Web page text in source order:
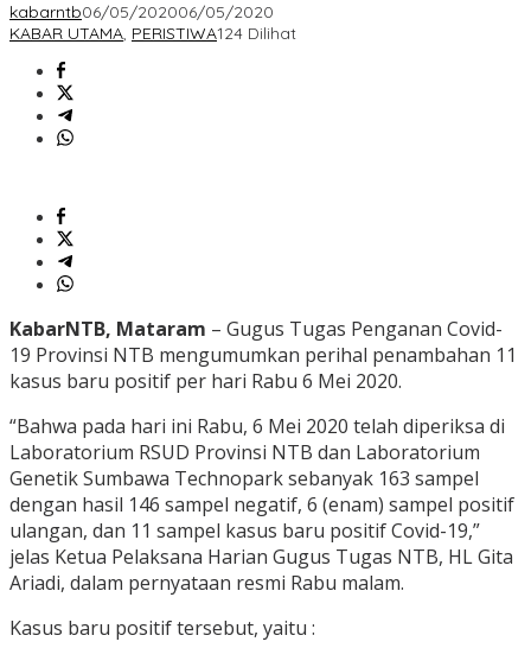
kabarntb06/05/202006/05/2020
KABAR UTAMA, PERISTIWA124 Dilihat
KabarNTB, Mataram – Gugus Tugas Penganan Covid-
19 Provinsi NTB mengumumkan perihal penambahan 11
kasus baru positif per hari Rabu 6 Mei 2020.
“Bahwa pada hari ini Rabu, 6 Mei 2020 telah diperiksa di
Laboratorium RSUD Provinsi NTB dan Laboratorium
Genetik Sumbawa Technopark sebanyak 163 sampel
dengan hasil 146 sampel negatif, 6 (enam) sampel positif
ulangan, dan 11 sampel kasus baru positif Covid-19,”
jelas Ketua Pelaksana Harian Gugus Tugas NTB, HL Gita
Ariadi, dalam pernyataan resmi Rabu malam.
Kasus baru positif tersebut, yaitu :